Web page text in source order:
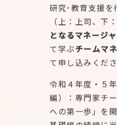
研究･教育支援
（上：上司、下
となるマネージ
て学ぶ チームマ
て申し込みくださ
令和４年度・５
編）：専門家チ
への第一歩」を